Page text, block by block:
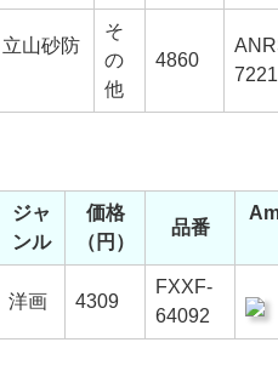
山砂防
そ
の
他
4860
ジャ
ンル
価格
（円）
品番
洋画 4309
FXXF-
64092